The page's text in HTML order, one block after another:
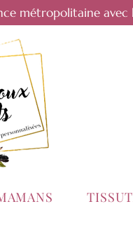
métropolitaine avec